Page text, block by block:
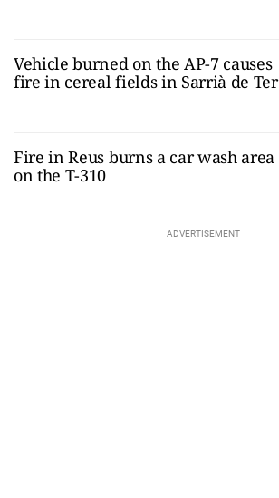
Vehicle burned on the AP-7 causes
fire in cereal fields in Sarrià de Ter
Fire in Reus burns a car wash area
on the T-310